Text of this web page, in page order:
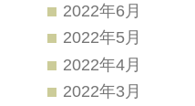
2022年6月
2022年5月
2022年4月
2022年3月